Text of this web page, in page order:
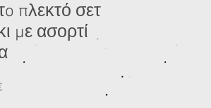
πλεκτό σετ
με ασορτί